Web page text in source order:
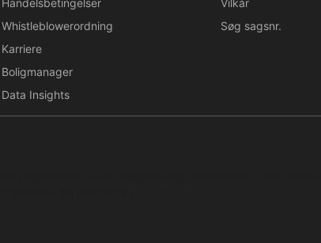
Handelsbetingelser
Whistleblowerordning
Karriere
Boligmanager
Data Insights
Vilkår
Søg sagsnr.